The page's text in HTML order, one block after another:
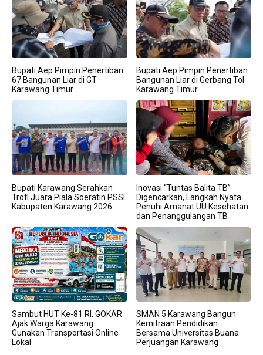
Bupati Aep Pimpin Penertiban
67 Bangunan Liar di GT
Karawang Timur
Bupati Aep Pimpin Penertiban
Bangunan Liar di Gerbang Tol
Karawang Timur
Bupati Karawang Serahkan
Trofi Juara Piala Soeratin PSSI
Kabupaten Karawang 2026
Inovasi “Tuntas Balita TB”
Digencarkan, Langkah Nyata
Penuhi Amanat UU Kesehatan
dan Penanggulangan TB
Sambut HUT Ke-81 RI, GOKAR
Ajak Warga Karawang
Gunakan Transportasi Online
Lokal
SMAN 5 Karawang Bangun
Kemitraan Pendidikan
Bersama Universitas Buana
Perjuangan Karawang